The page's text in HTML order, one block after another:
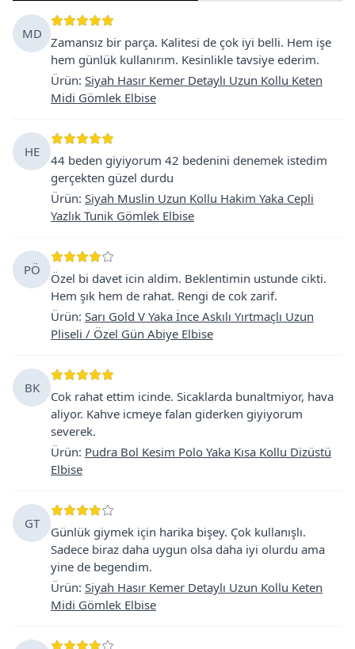
MD
Zamansız bir parça. Kalitesi de çok iyi belli. Hem işe
hem günlük kullanırım. Kesinlikle tavsiye ederim.
Ürün: Siyah Hasır Kemer Detaylı Uzun Kollu Keten
Midi Gömlek Elbise
HE
44 beden giyiyorum 42 bedenini denemek istedim
gerçekten güzel durdu
Ürün: Siyah Muslin Uzun Kollu Hakim Yaka Cepli
Yazlık Tunik Gömlek Elbise
PÖ
Özel bi davet icin aldim. Beklentimin ustunde cikti.
Hem şık hem de rahat. Rengi de cok zarif.
Ürün: Sarı Gold V Yaka İnce Askılı Yırtmaçlı Uzun
Pliseli / Özel Gün Abiye Elbise
BK
Cok rahat ettim icinde. Sicaklarda bunaltmiyor, hava
aliyor. Kahve icmeye falan giderken giyiyorum
severek.
Ürün: Pudra Bol Kesim Polo Yaka Kısa Kollu Dizüstü
Elbise
GT
Günlük giymek için harika bişey. Çok kullanışlı.
Sadece biraz daha uygun olsa daha iyi olurdu ama
yine de begendim.
Ürün: Siyah Hasır Kemer Detaylı Uzun Kollu Keten
Midi Gömlek Elbise